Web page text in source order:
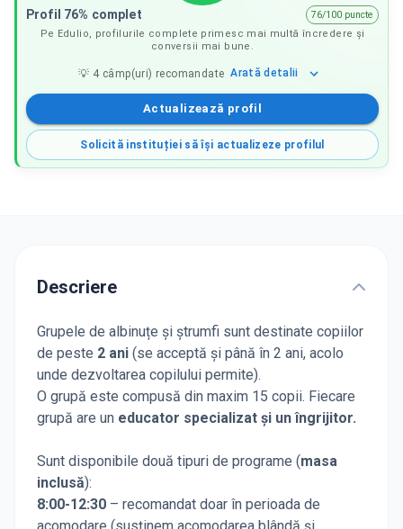
Profil 76% complet
76/100 puncte
Pe Edulio, profilurile complete primesc mai multă încredere și
conversii mai bune.
💡 4 câmp(uri) recomandate Arată detalii
Actualizează profil
Solicită instituției să își actualizeze profilul
Descriere
Grupele de albinuțe și ștrumfi sunt destinate copiilor
de peste 2 ani (se acceptă și până în 2 ani, acolo
unde dezvoltarea copilului permite).
O grupă este compusă din maxim 15 copii. Fiecare
grupă are un educator specializat și un îngrijitor.
Sunt disponibile două tipuri de programe (masa
inclusă):
8:00-12:30 – recomandat doar în perioada de